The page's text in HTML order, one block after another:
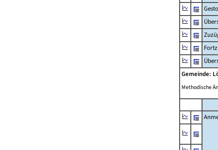
Gemeinde:
Methodische